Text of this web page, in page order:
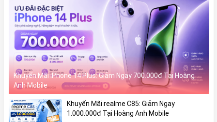
Khuyến Mãi iPhone 14 Plus: Giảm Ngay 700.000đ Tại Hoàng
Anh Mobile
Khuyến Mãi realme C85: Giảm Ngay
1.000.000đ Tại Hoàng Anh Mobile